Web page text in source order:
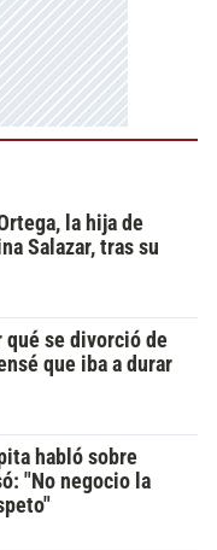
la hija de
Salazar, tras su
qué se divorció de
que iba a durar
habló sobre
"No negocio la